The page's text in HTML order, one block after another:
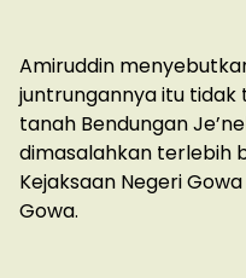
Amiruddin
juntrungannya itu
tanah Bendungan
dimasalahkan terlebih
Kejaksaan Negeri
Gowa.